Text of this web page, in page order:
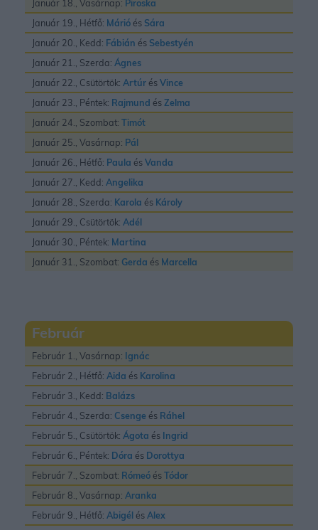
Január 18., Vasárnap: Piroska
Január 19., Hétfő: Márió és Sára
Január 20., Kedd: Fábián és Sebestyén
Január 21., Szerda: Ágnes
Január 22., Csütörtök: Artúr ésVince
Január 23., Péntek: Rajmund ésZelma
Január 24., Szombat: Timót
Január 25., Vasárnap: Pál
Január 26., Hétfő: Paula ésVanda
Január 27., Kedd: Angelika
Január 28., Szerda: Karola és Károly
Január 29., Csütörtök: Adél
Január 30., Péntek: Martina
Január 31., Szombat: Gerda és Marcella
Február
Február 1., Vasárnap: Ignác
Február 2., Hétfő: Aida és Karolina
Február 3., Kedd: Balázs
Február 4., Szerda: Csenge és Ráhel
Február 5., Csütörtök: Ágota és Ingrid
Február 6., Péntek: Dóra és Dorottya
Február 7., Szombat: Rómeó ésTódor
Február 8., Vasárnap: Aranka
Február 9., Hétfő: Abigél ésAlex